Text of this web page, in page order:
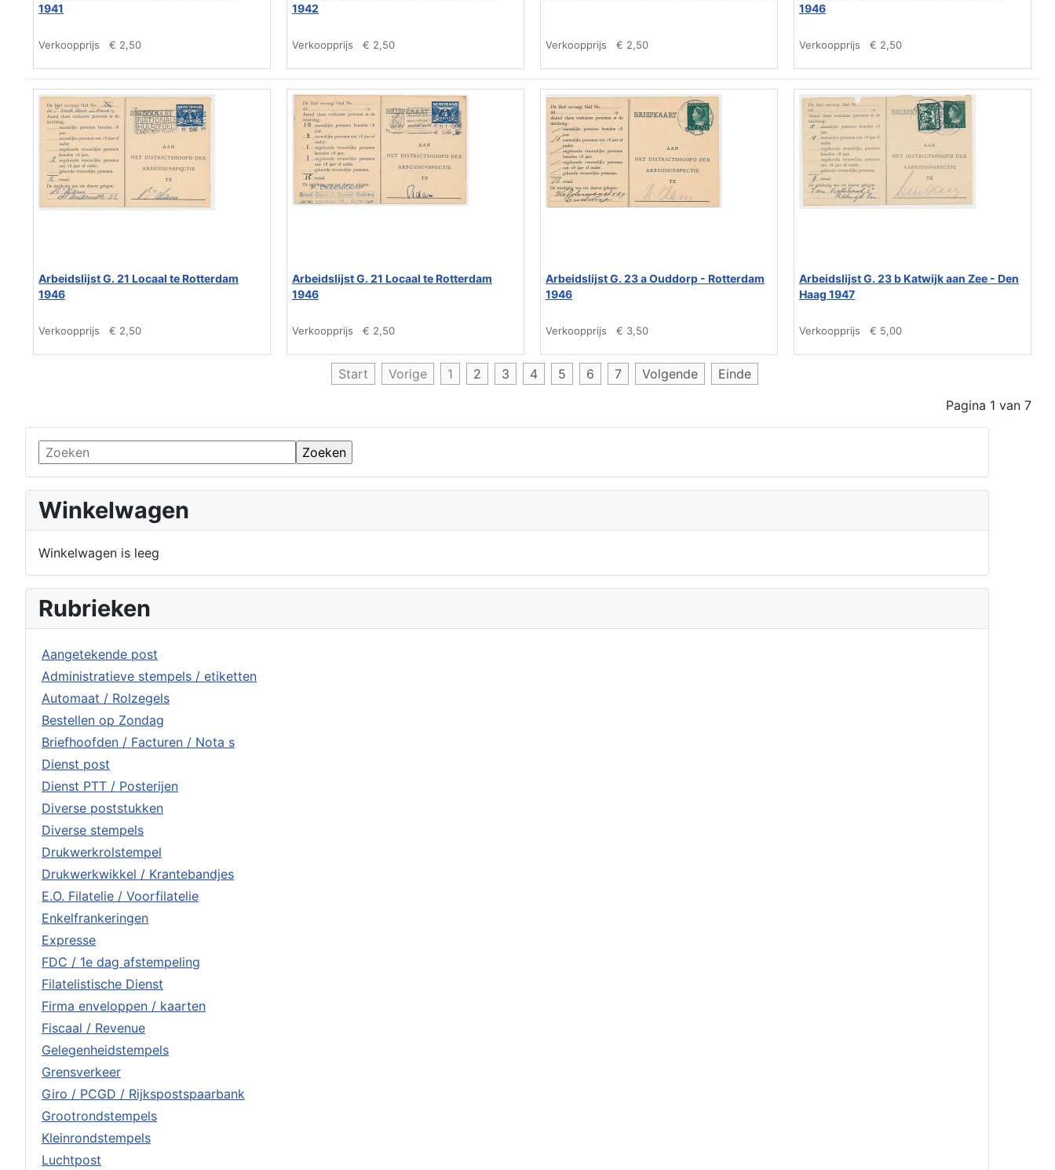
Winkelwagen
Winkelwagen is leeg
Rubrieken
Aangetekende post
Administratieve stempels / etiketten
Automaat / Rolzegels
Bestellen op Zondag
Briefhoofden / Facturen / Nota s
Dienst post
Dienst PTT / Posterijen
Diverse poststukken
Diverse stempels
Drukwerkrolstempel
Drukwerkwikkel / Krantebandjes
E.O. Filatelie / Voorfilatelie
Enkelfrankeringen
Expresse
FDC / 1e dag afstempeling
Filatelistische Dienst
Firma enveloppen / kaarten
Fiscaal / Revenue
Gelegenheidstempels
Grensverkeer
Giro / PCGD / Rijkspostspaarbank
Grootrondstempels
Kleinrondstempels
Luchtpost
1941
Verkoopprijs € 2,50
1942
Verkoopprijs € 2,50 Verkoopprijs € 2,50
1946
Verkoopprijs € 2,50
Arbeidslijst G. 21 Locaal te Rotterdam
1946
Verkoopprijs € 2,50
Arbeidslijst G. 21 Locaal te Rotterdam
1946
Verkoopprijs € 2,50
Arbeidslijst G. 23 a Ouddorp - Rotterdam
1946
Verkoopprijs € 3,50
Arbeidslijst G. 23 b Katwijk aan Zee - Den
Haag 1947
Verkoopprijs € 5,00
Start Vorige 1 2 3 4 5 6 7 Volgende
Einde
Pagina 1 van 7